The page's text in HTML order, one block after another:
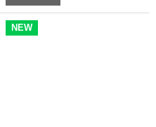
NEW